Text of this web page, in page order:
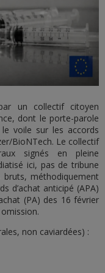
un collectif citoyen
dont le porte-parole
voile sur les accords
BioNTech. Le collectif
signés en pleine
ici, pas de tribune
méthodiquement
d’achat anticipé (APA)
(PA) des 16 février
non caviardées) :